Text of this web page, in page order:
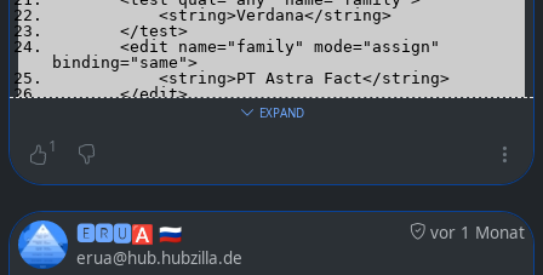
<string>Verdana</string>
</test>
<edit name="family" mode="assign"
binding="same">
<string>PT Astra Fact</string>
</edit>
После чего применить эти правила:
И проверить работу, подхватились ли:
EXPAND
1
vor 1 Monat
🅴🆁🆄🅰 🇷🇺
erua@hub.hubzilla.de